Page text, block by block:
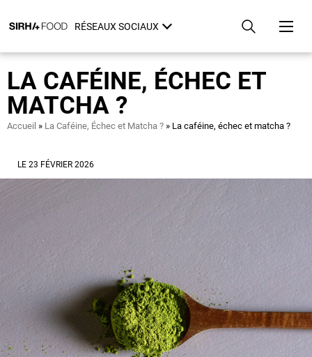
au
principal
RÉSEAUX SOCIAUX
LA CAFÉINE, ÉCHEC ET
MATCHA ?
Fil
Accueil La Caféine, Échec et Matcha ? La caféine, échec et matcha ?
LE 23 FÉVRIER 2026